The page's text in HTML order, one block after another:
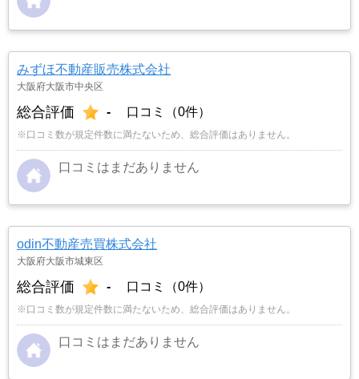
みずほ不動産販売株式会社
大阪府大阪市中央区
総合評価 - 口コミ（0件）
※口コミ数が規定件数に満たないため、総合評価はありません。
口コミはまだありません
odin不動産売買株式会社
大阪府大阪市城東区
総合評価 - 口コミ（0件）
※口コミ数が規定件数に満たないため、総合評価はありません。
口コミはまだありません